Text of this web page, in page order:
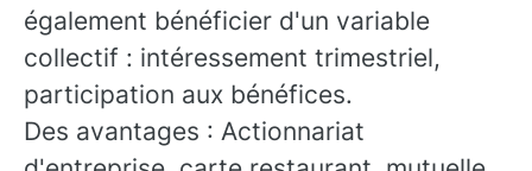
également bénéficier d'un variable
collectif : intéressement trimestriel,
participation aux bénéfices.
Des avantages : Actionnariat